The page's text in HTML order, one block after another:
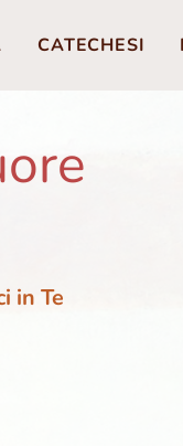
CATECHESI
in Te